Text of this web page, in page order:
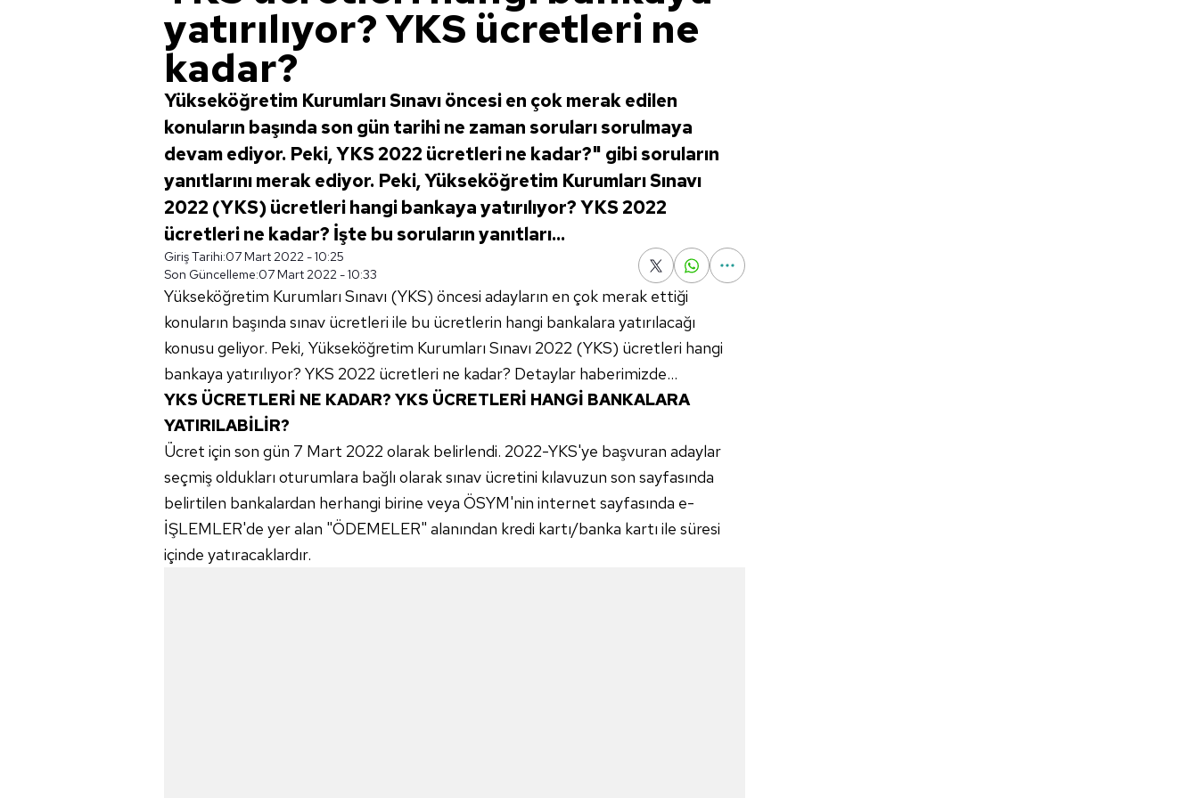
yatırılıyor? YKS ücretleri ne
kadar?
Yükseköğretim Kurumları Sınavı öncesi en çok merak edilen
konuların başında son gün tarihi ne zaman soruları sorulmaya
devam ediyor. Peki, YKS 2022 ücretleri ne kadar?" gibi soruların
yanıtlarını merak ediyor. Peki, Yükseköğretim Kurumları Sınavı
2022 (YKS) ücretleri hangi bankaya yatırılıyor? YKS 2022
ücretleri ne kadar? İşte bu soruların yanıtları...
Giriş Tarihi:07 Mart 2022 - 10:25
Son Güncelleme:07 Mart 2022 - 10:33
Yükseköğretim Kurumları Sınavı (YKS) öncesi adayların en çok merak ettiği
konuların başında sınav ücretleri ile bu ücretlerin hangi bankalara yatırılacağı
konusu geliyor. Peki, Yükseköğretim Kurumları Sınavı 2022 (YKS) ücretleri hangi
bankaya yatırılıyor? YKS 2022 ücretleri ne kadar? Detaylar haberimizde...
YKS ÜCRETLERİ NE KADAR? YKS ÜCRETLERİ HANGİ BANKALARA
YATIRILABİLİR?
Ücret için son gün 7 Mart 2022 olarak belirlendi. 2022-YKS'ye başvuran adaylar
seçmiş oldukları oturumlara bağlı olarak sınav ücretini kılavuzun son sayfasında
belirtilen bankalardan herhangi birine veya ÖSYM'nin internet sayfasında e-
İŞLEMLER'de yer alan "ÖDEMELER" alanından kredi kartı/banka kartı ile süresi
içinde yatıracaklardır.